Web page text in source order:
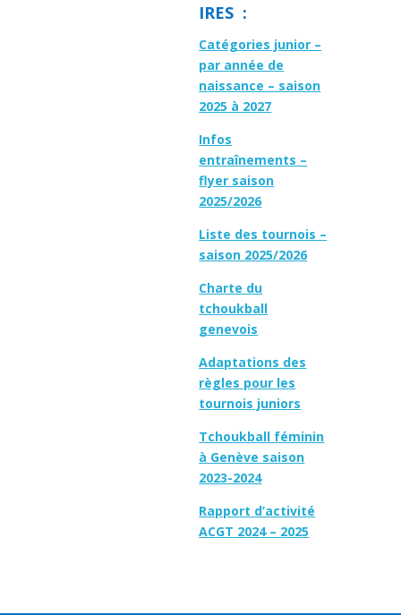
IRES :
Catégories junior –
par année de
naissance – saison
2025 à 2027
Infos
entraînements –
flyer saison
2025/2026
Liste des tournois –
saison 2025/2026
Charte du
tchoukball
genevois
Adaptations des
règles pour les
tournois juniors
Tchoukball féminin
à Genève saison
2023-2024
Rapport d’activité
ACGT 2024 – 2025